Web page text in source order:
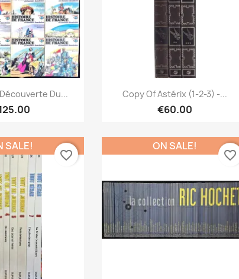
view Du... Quick view
Copy Of Astérix (1-2-3) -...
€60.00
SALE!
favorite_border
ON SALE!
favorite_border